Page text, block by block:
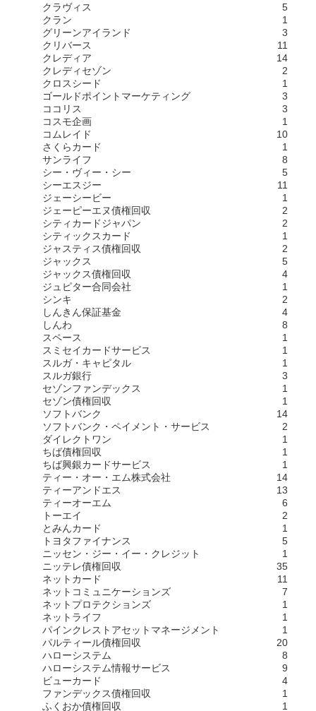
クラヴィス
5
クラン
1
グリーンアイランド
3
クリバース
11
クレディア
14
クレディセゾン
2
クロスシード
1
ゴールドポイントマーケティング
3
ココリス
3
コスモ企画
1
コムレイド
10
さくらカード
1
サンライフ
8
シー・ヴィー・シー
5
シーエスジー
11
ジェーシービー
1
ジェーピーエヌ債権回収
2
シティカードジャパン
2
シティックスカード
1
ジャスティス債権回収
2
ジャックス
5
ジャックス債権回収
4
ジュピター合同会社
1
シンキ
2
しんきん保証基金
4
しんわ
8
スペース
1
スミセイカードサービス
1
スルガ・キャピタル
1
スルガ銀行
3
セゾンファンデックス
1
セゾン債権回収
1
ソフトバンク
14
ソフトバンク・ペイメント・サービス
2
ダイレクトワン
1
ちば債権回収
1
ちば興銀カードサービス
1
ティー・オー・エム株式会社
14
ティーアンドエス
13
ティーオーエム
6
トーエイ
2
とみんカード
1
トヨタファイナンス
5
ニッセン・ジー・イー・クレジット
1
ニッテレ債権回収
35
ネットカード
11
ネットコミュニケーションズ
7
ネットプロテクションズ
1
ネットライフ
1
パインクレストアセットマネージメント
1
パルティール債権回収
20
ハローシステム
8
ハローシステム情報サービス
9
ビューカード
4
ファンデックス債権回収
1
ふくおか債権回収
1